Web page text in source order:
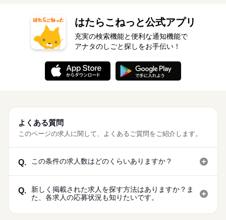
はたらこねっと公式アプリ
充実の検索機能と便利な通知機能で
アナタのしごと探しをお手伝い！
よくある質問
このページの求人に関して、よくあるご質問をご紹介します。
Q. この条件の求人数はどのくらいありますか？
Q.
新しく掲載された求人を探す方法はありますか？ま
た、各求人の応募状況も知りたいです。